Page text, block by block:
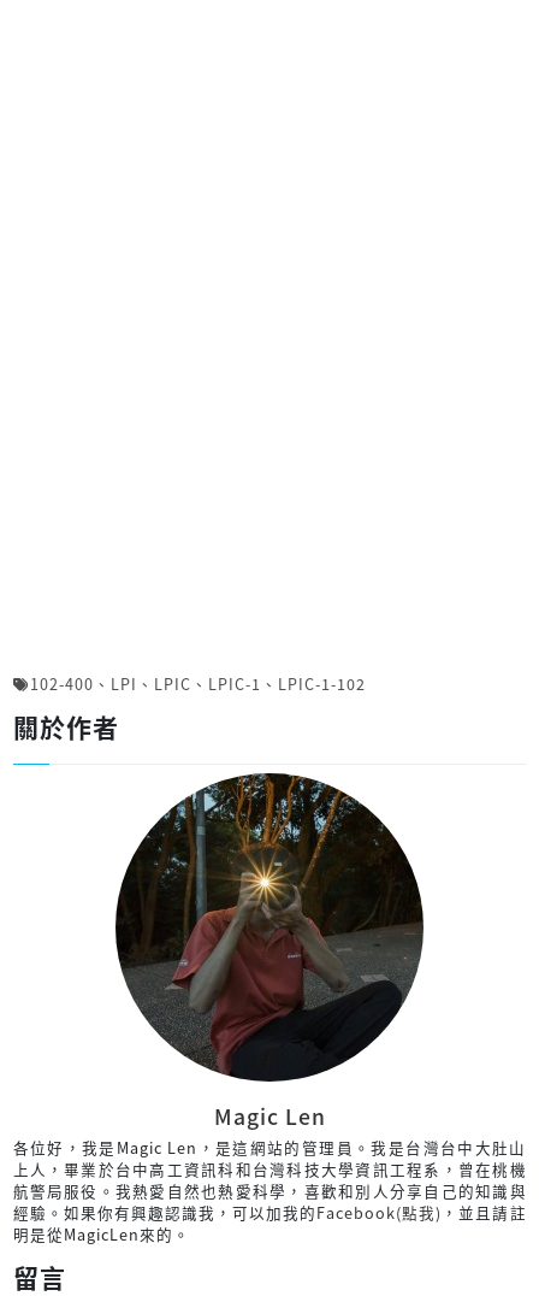
102-400 、 LPI 、 LPIC 、 LPIC-1 、 LPIC-1-102
關於作者
Magic Len
各位好，我是Magic Len，是這網站的管理員。我是台灣台中大肚山
上人，畢業於台中高工資訊科和台灣科技大學資訊工程系，曾在桃機
航警局服役。我熱愛自然也熱愛科學，喜歡和別人分享自己的知識與
經驗。如果你有興趣認識我，可以加我的Facebook(點我) ，並且請註
明是從MagicLen來的。
留言